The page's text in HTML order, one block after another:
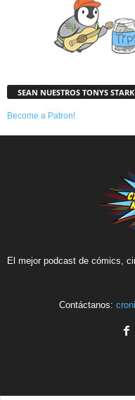
SEAN NUESTROS TONYS STARK
Become a Patron!
El mejor podcast de cómics,
Contáctanos: